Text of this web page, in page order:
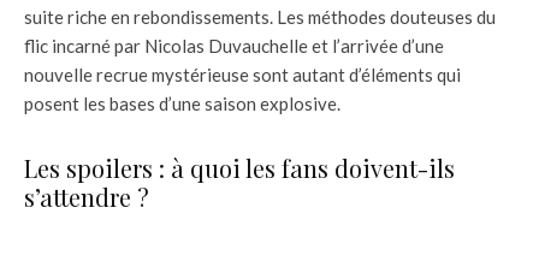
suite riche en rebondissements. Les méthodes douteuses du
flic incarné par Nicolas Duvauchelle et l’arrivée d’une
nouvelle recrue mystérieuse sont autant d’éléments qui
posent les bases d’une saison explosive.
Les spoilers : à quoi les fans doivent-ils
s’attendre ?